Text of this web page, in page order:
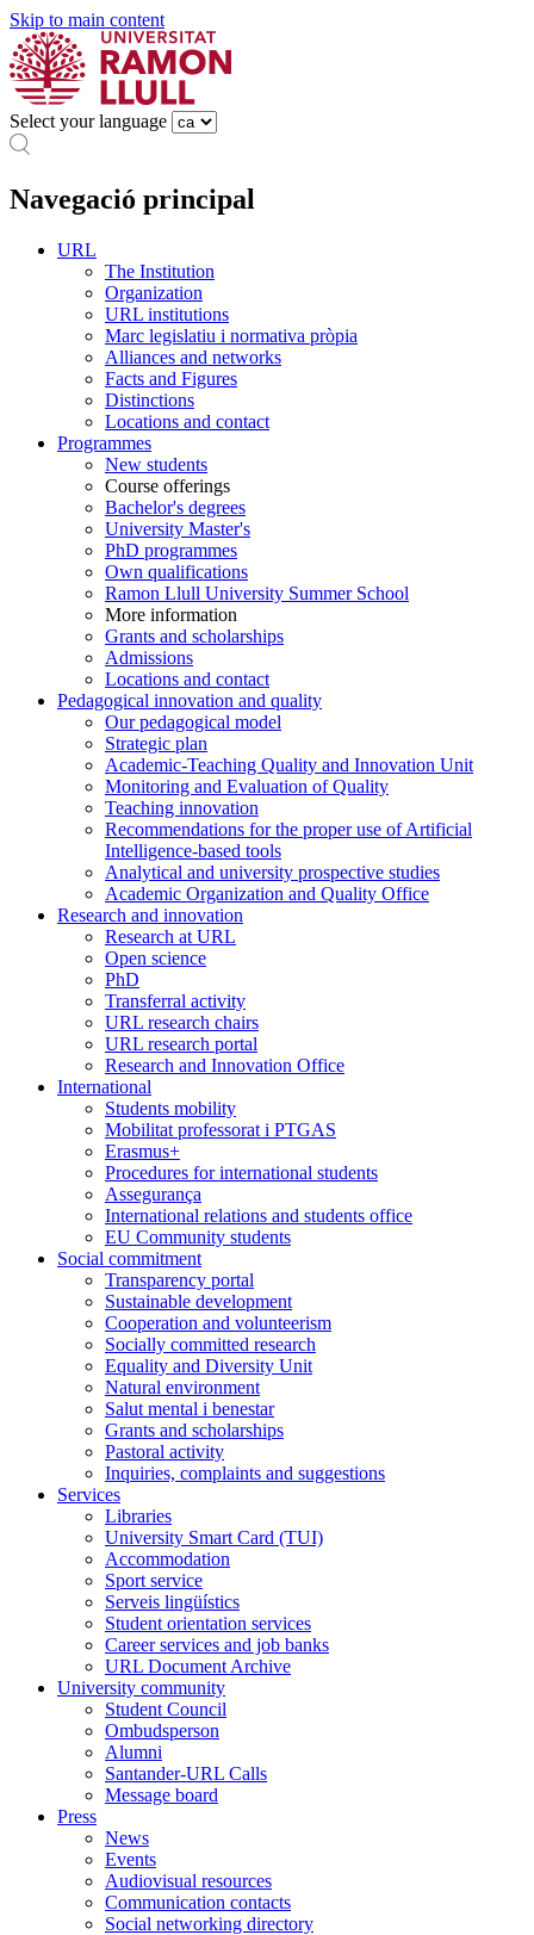
Skip to main content
Select your language
Navegació principal
URL
The Institution
Organization
URL institutions
Marc legislatiu i normativa pròpia
Alliances and networks
Facts and Figures
Distinctions
Locations and contact
Programmes
New students
Course offerings
Bachelor's degrees
University Master's
PhD programmes
Own qualifications
Ramon Llull University Summer School
More information
Grants and scholarships
Admissions
Locations and contact
Pedagogical innovation and quality
Our pedagogical model
Strategic plan
Academic-Teaching Quality and Innovation Unit
Monitoring and Evaluation of Quality
Teaching innovation
Recommendations for the proper use of Artificial
Intelligence-based tools
Analytical and university prospective studies
Academic Organization and Quality Office
Research and innovation
Research at URL
Open science
PhD
Transferral activity
URL research chairs
URL research portal
Research and Innovation Office
International
Students mobility
Mobilitat professorat i PTGAS
Erasmus+
Procedures for international students
Assegurança
International relations and students office
EU Community students
Social commitment
Transparency portal
Sustainable development
Cooperation and volunteerism
Socially committed research
Equality and Diversity Unit
Natural environment
Salut mental i benestar
Grants and scholarships
Pastoral activity
Inquiries, complaints and suggestions
Services
Libraries
University Smart Card (TUI)
Accommodation
Sport service
Serveis lingüístics
Student orientation services
Career services and job banks
URL Document Archive
University community
Student Council
Ombudsperson
Alumni
Santander-URL Calls
Message board
Press
News
Events
Audiovisual resources
Communication contacts
Social networking directory